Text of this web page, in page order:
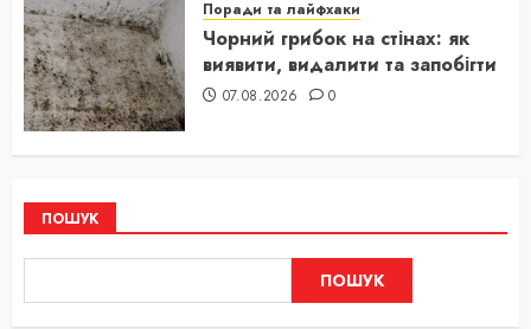
Поради та лайфхаки
Чорний грибок на стінах: як
виявити, видалити та запобігти
07.08.2026 0
ПОШУК
ПОШУК